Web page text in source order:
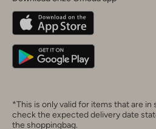
Belgique(Français)
Deutschland
*This is only valid for items that are in
check the expected delivery date
the shoppingbag.